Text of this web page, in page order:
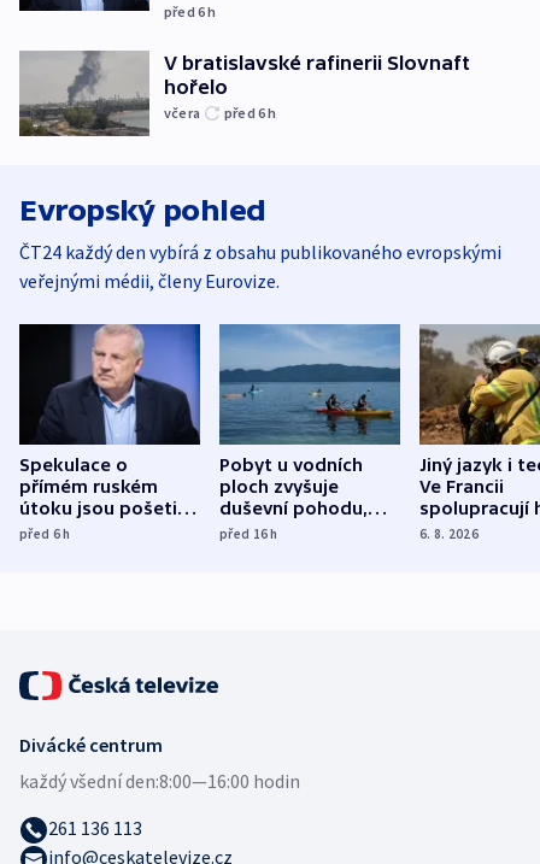
před 6h
V bratislavské rafinerii Slovnaft
hořelo
včera před 6h
Evropský pohled
ČT24 každý den vybírá z obsahu publikovaného evropskými
veřejnými médii, členy Eurovize.
Spekulace o
přímém ruském
útoku jsou pošetilé,
míní estonský
před 6h
Pobyt u vodních
ploch zvyšuje
duševní pohodu,
ukázala
před 16h
Jiný jazyk i
Ve Francii
spolupracují
různých zemí
6. 8. 2026
Divácké centrum
každý všední den:8:00—16:00 hodin
261 136 113
info@ceskatelevize.cz